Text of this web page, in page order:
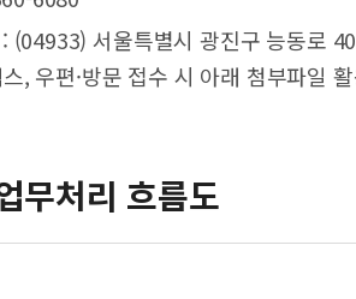
(04933) 서울특별시 광진구 능동로
우편·방문 접수 시 아래 첨부파일
무처리 흐름도